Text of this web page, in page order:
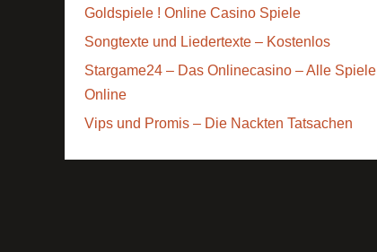
Goldspiele ! Online Casino Spiele
Songtexte und Liedertexte – Kostenlos
Stargame24 – Das Onlinecasino – Alle Spiele
Online
Vips und Promis – Die Nackten Tatsachen